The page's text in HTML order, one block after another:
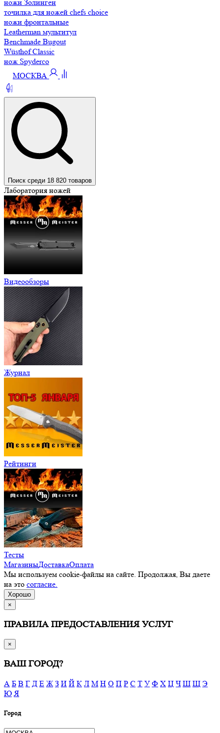
ножи Золинген
точилка для ножей chefs choice
ножи фронтальные
Leatherman мультитул
Benchmade Bugout
Wüsthof Classic
нож Spyderco
МОСКВА
Поиск среди 18 820 товаров
Лаборатория ножей
Видеообзоры
Журнал
Рейтинги
Тесты
МагазиныДоставкаОплата
Мы используем cookie-файлы на сайте. Продолжая, Вы даете
на это согласие.
Хорошо
×
ПРАВИЛА ПРЕДОСТАВЛЕНИЯ УСЛУГ
×
ВАШ ГОРОД?
А Б В Г Д Е Ж З И Й К Л М Н О П Р С Т У Ф Х Ц Ч Ш Щ Э
Ю Я
Город